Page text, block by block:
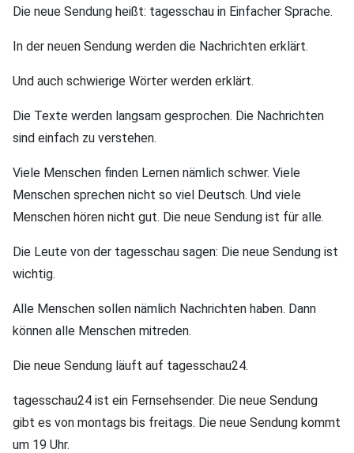
Die neue Sendung heißt: tagesschau in Einfacher Sprache.
In der neuen Sendung werden die Nachrichten erklärt.
Und auch schwierige Wörter werden erklärt.
Die Texte werden langsam gesprochen. Die Nachrichten
sind einfach zu verstehen.
Viele Menschen finden Lernen nämlich schwer. Viele
Menschen sprechen nicht so viel Deutsch. Und viele
Menschen hören nicht gut. Die neue Sendung ist für alle.
Die Leute von der tagesschau sagen: Die neue Sendung ist
wichtig.
Alle Menschen sollen nämlich Nachrichten haben. Dann
können alle Menschen mitreden.
Die neue Sendung läuft auf tagesschau24.
tagesschau24 ist ein Fernsehsender. Die neue Sendung
gibt es von montags bis freitags. Die neue Sendung kommt
um 19 Uhr.